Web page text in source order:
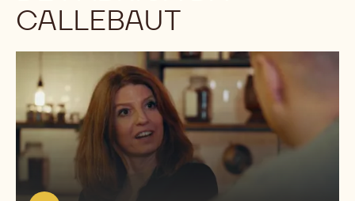
CALLEBAUT
Reproduzir
vídeo:
https://youtu.be/E1Bt3l58NNg